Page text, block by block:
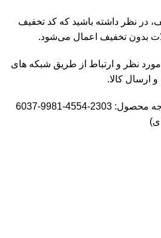
در نظر داشته باشید که کد تخفیف
بدون تخفیف اعمال می‌شود.
مورد نظر و ارتباط از طریق شبکه های
ارسال کالا.
(شماره کارت جهت انتقال وجه محصول: 2303-4554-9981-6037